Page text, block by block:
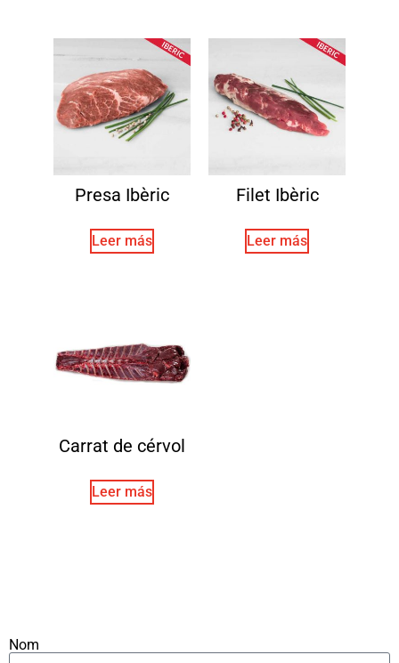
Presa Ibèric
Leer más
Filet Ibèric
Leer más
Carrat de cérvol
Leer más
Nom